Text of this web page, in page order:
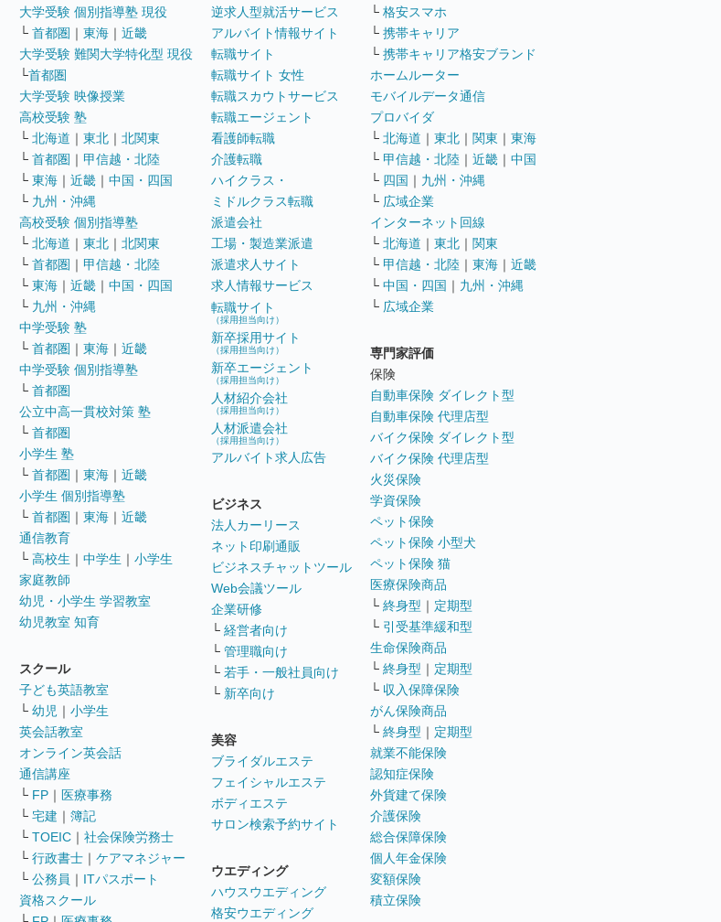
大学受験 個別指導塾 現役
└ 首都圏 ｜ 東海 ｜ 近畿
大学受験 難関大学特化型 現役
└首都圏
大学受験 映像授業
高校受験 塾
└ 北海道 ｜ 東北 ｜ 北関東
└ 首都圏 ｜ 甲信越・北陸
└ 東海 ｜ 近畿 ｜ 中国・四国
└ 九州・沖縄
高校受験 個別指導塾
└ 北海道 ｜ 東北 ｜ 北関東
└ 首都圏 ｜ 甲信越・北陸
└ 東海 ｜ 近畿 ｜ 中国・四国
└ 九州・沖縄
中学受験 塾
└ 首都圏 ｜ 東海 ｜ 近畿
中学受験 個別指導塾
└ 首都圏
公立中高一貫校対策 塾
└ 首都圏
小学生 塾
└ 首都圏 ｜ 東海 ｜ 近畿
小学生 個別指導塾
└ 首都圏 ｜ 東海 ｜ 近畿
通信教育
└ 高校生 ｜ 中学生 ｜ 小学生
家庭教師
幼児・小学生 学習教室
幼児教室 知育
スクール
子ども英語教室
└ 幼児 ｜ 小学生
英会話教室
オンライン英会話
通信講座
└ FP ｜ 医療事務
└ 宅建 ｜ 簿記
└ TOEIC ｜ 社会保険労務士
└ 行政書士 ｜ ケアマネジャー
└ 公務員 ｜ ITパスポート
資格スクール
逆求人型就活サービス
アルバイト情報サイト
転職サイト
転職サイト 女性
転職スカウトサービス
転職エージェント
看護師転職
介護転職
ハイクラス・
ミドルクラス転職
派遣会社
工場・製造業派遣
派遣求人サイト
求人情報サービス
転職サイト
（採用担当向け）
新卒採用サイト
（採用担当向け）
新卒エージェント
（採用担当向け）
人材紹介会社
（採用担当向け）
人材派遣会社
（採用担当向け）
アルバイト求人広告
ビジネス
法人カーリース
ネット印刷通販
ビジネスチャットツール
Web会議ツール
企業研修
└ 経営者向け
└ 管理職向け
└ 若手・一般社員向け
└ 新卒向け
美容
ブライダルエステ
フェイシャルエステ
ボディエステ
サロン検索予約サイト
ウエディング
ハウスウエディング
格安ウエディング
└ 格安スマホ
└ 携帯キャリア
└ 携帯キャリア格安ブランド
ホームルーター
モバイルデータ通信
プロバイダ
└ 北海道 ｜ 東北 ｜ 関東 ｜ 東海
└ 甲信越・北陸 ｜ 近畿 ｜ 中国
└ 四国 ｜ 九州・沖縄
└ 広域企業
インターネット回線
└ 北海道 ｜ 東北 ｜ 関東
└ 甲信越・北陸 ｜ 東海 ｜ 近畿
└ 中国・四国 ｜ 九州・沖縄
└ 広域企業
専門家評価
保険
自動車保険 ダイレクト型
自動車保険 代理店型
バイク保険 ダイレクト型
バイク保険 代理店型
火災保険
学資保険
ペット保険
ペット保険 小型犬
ペット保険 猫
医療保険商品
└ 終身型 ｜ 定期型
└ 引受基準緩和型
生命保険商品
└ 終身型 ｜ 定期型
└ 収入保障保険
がん保険商品
└ 終身型 ｜ 定期型
就業不能保険
認知症保険
外貨建て保険
介護保険
総合保障保険
個人年金保険
変額保険
積立保険